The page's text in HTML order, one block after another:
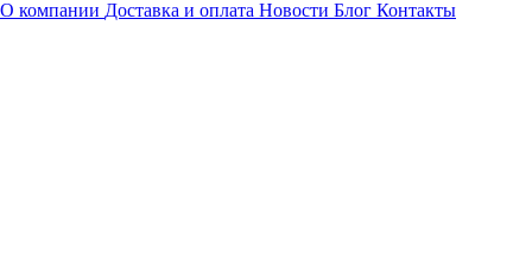
О компании Доставка и оплата Новости Блог Контакты